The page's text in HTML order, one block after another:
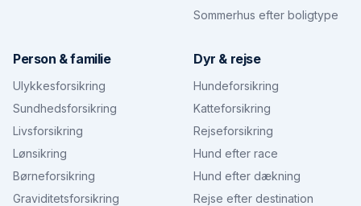
Sommerhus efter boligtype
Person & familie
Ulykkesforsikring
Sundhedsforsikring
Livsforsikring
Lønsikring
Børneforsikring
Graviditetsforsikring
Dyr & rejse
Hundeforsikring
Katteforsikring
Rejseforsikring
Hund efter race
Hund efter dækning
Rejse efter destination